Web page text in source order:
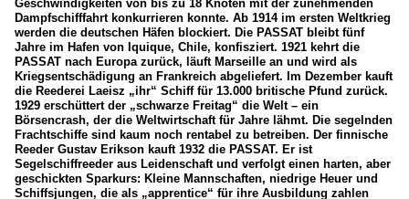
Geschwindigkeiten von bis zu 18 Knoten mit der zunehmenden
Dampfschifffahrt konkurrieren konnte. Ab 1914 im ersten Weltkrieg
werden die deutschen Häfen blockiert. Die PASSAT bleibt fünf
Jahre im Hafen von Iquique, Chile, konfisziert. 1921 kehrt die
PASSAT nach Europa zurück, läuft Marseille an und wird als
Kriegsentschädigung an Frankreich abgeliefert. Im Dezember kauft
die Reederei Laeisz „ihr“ Schiff für 13.000 britische Pfund zurück.
1929 erschüttert der „schwarze Freitag“ die Welt – ein
Börsencrash, der die Weltwirtschaft für Jahre lähmt. Die segelnden
Frachtschiffe sind kaum noch rentabel zu betreiben. Der finnische
Reeder Gustav Erikson kauft 1932 die PASSAT. Er ist
Segelschiffreeder aus Leidenschaft und verfolgt einen harten, aber
geschickten Sparkurs: Kleine Mannschaften, niedrige Heuer und
Schiffsjungen, die als „apprentice“ für ihre Ausbildung zahlen